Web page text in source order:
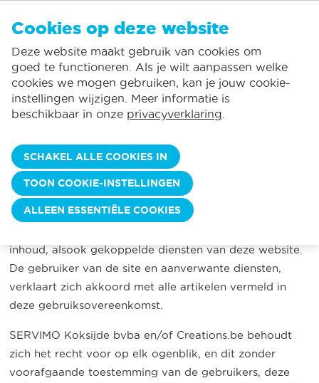
Prijzen verbruik inclusief*
Lokale service
Grootste aanbod vakantieverhuur
Flexibele aankomstdagen
Je kunt accommodaties toevoegen aan uw favorieten door op het
klikken.
De Panne:
St.-Idesbald:
Koksijde:
Oostduinkerke:
Nieuwpoort:
Wenduine:
Blankenberge:
GEBRUIKERSOVEREENKOMST
ARTIKEL 1: VOORWERP
Deze gebruiksovereenkomst bevat de bepalingen en de
inhoud, alsook gekoppelde diensten van deze website.
De gebruiker van de site en aanverwante diensten,
verklaart zich akkoord met alle artikelen vermeld in
deze gebruiksovereenkomst.
SERVIMO Koksijde bvba en/of Creations.be behoudt
zich het recht voor op elk ogenblik, en dit zonder
voorafgaande toestemming van de gebruikers, deze
Cookies op deze website
Deze website maakt gebruik van cookies om
goed te functioneren. Als je wilt aanpassen welke
cookies we mogen gebruiken, kan je jouw cookie-
instellingen wijzigen. Meer informatie is
beschikbaar in onze privacyverklaring
SCHAKEL ALLE COOKIES IN
TOON COOKIE-INSTELLINGEN
ALLEEN ESSENTIËLE COOKIES